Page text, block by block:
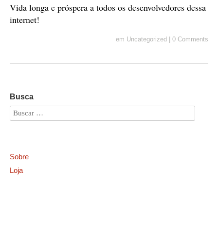
Vida longa e próspera a todos os desenvolvedores dessa
internet!
em Uncategorized 0 Comments
Busca
Sobre
Loja